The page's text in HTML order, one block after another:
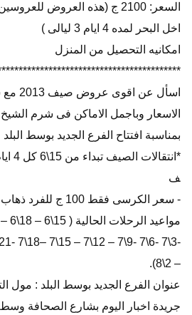
السعر: 2100 ج (هذه العروض
اخل البحر لمده 4 ايام 3 ليالى )
امكانيه التحصيل من المنزل
اسأل
الاسعار وباجمل الاماكن فى شرم
بمناسبة افتتاح الفرع الجديد بوسط البلد
ف
- سعر الكرسى فقط 100 ج للفرد ذهاب و عودة
– 2\8).
عنوان الفرع الجديد بوسط البلد : مول
جريدة اخبار اليوم بشارع الصحافة وسط